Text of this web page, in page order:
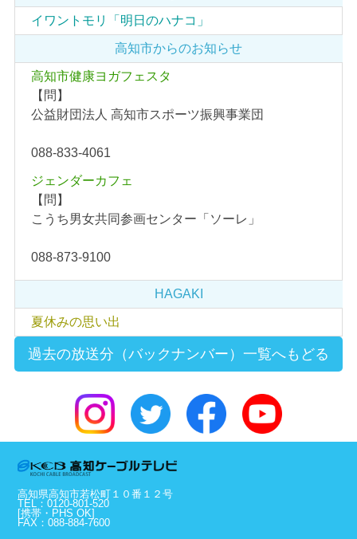
イワントモリ「明日のハナコ」
高知市からのお知らせ
高知市健康ヨガフェスタ
【問】
公益財団法人 高知市スポーツ振興事業団
088-833-4061
ジェンダーカフェ
【問】
こうち男女共同参画センター「ソーレ」
088-873-9100
HAGAKI
夏休みの思い出
過去の放送分（バックナンバー）一覧へもどる
高知県高知市若松町１０番１２号
TEL：0120-801-520
[携帯・PHS OK]
FAX：088-884-7600